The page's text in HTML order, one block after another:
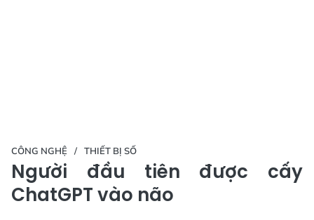
CÔNG NGHỆ THIẾT BỊ SỐ
Người đầu tiên được cấy
ChatGPT vào não